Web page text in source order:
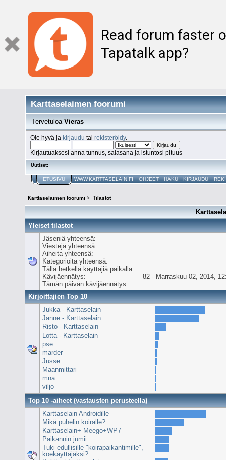
Read forum faster
Tapatalk app?
Karttaselaimen foorumi
Tervetuloa Vieras
Ole hyvä jakirjaudu tairekisteröidy.
Kirjautuaksesi anna tunnus, salasana ja istuntosi pituus
Uutiset:
ETUSIVU WWW.KARTTASELAIN.FI OHJEET HAKU KIRJAUDU
Karttaselaimen foorumi > Tilastot
Yleiset tilastot
Jäseniä yhteensä:
Viestejä yhteensä:
Aiheita yhteensä:
Kategorioita yhteensä:
Tällä hetkellä käyttäjiä paikalla:
Kävijäennätys:
82 - Marraskuu 02, 2014,
Tämän päivän kävijäennätys:
Kirjoittajien Top 10
Jukka - Karttaselain
Janne - Karttaselain
Risto - Karttaselain
Lotta - Karttaselain
pse
marder
Jusse
Maanmittari
mna
viljo
Top 10 -aiheet (vastausten perusteella)
Karttaselain Androidille
Mikä puhelin koiralle?
Karttaselain+ Meego+WP7
Paikannin jumii
Tuki edullisille "koirapaikantimille",
koekäyttäjäksi?